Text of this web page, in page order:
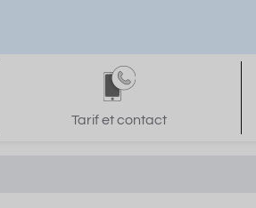
Tarif et contact